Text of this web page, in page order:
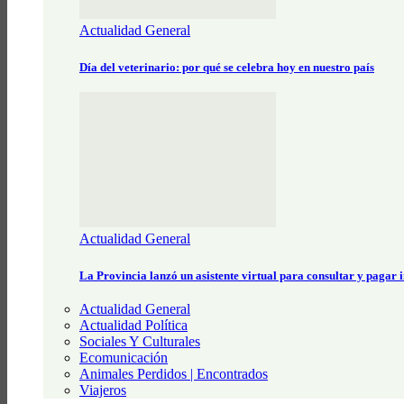
Actualidad General
Día del veterinario: por qué se celebra hoy en nuestro país
Actualidad General
La Provincia lanzó un asistente virtual para consultar y pagar
Actualidad General
Actualidad Política
Sociales Y Culturales
Ecomunicación
Animales Perdidos | Encontrados
Viajeros